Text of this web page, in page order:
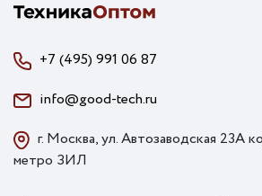
+7 (495) 991 06 87
info@good-tech.ru
г. Москва, ул. Автозаводская 23А
метро ЗИЛ